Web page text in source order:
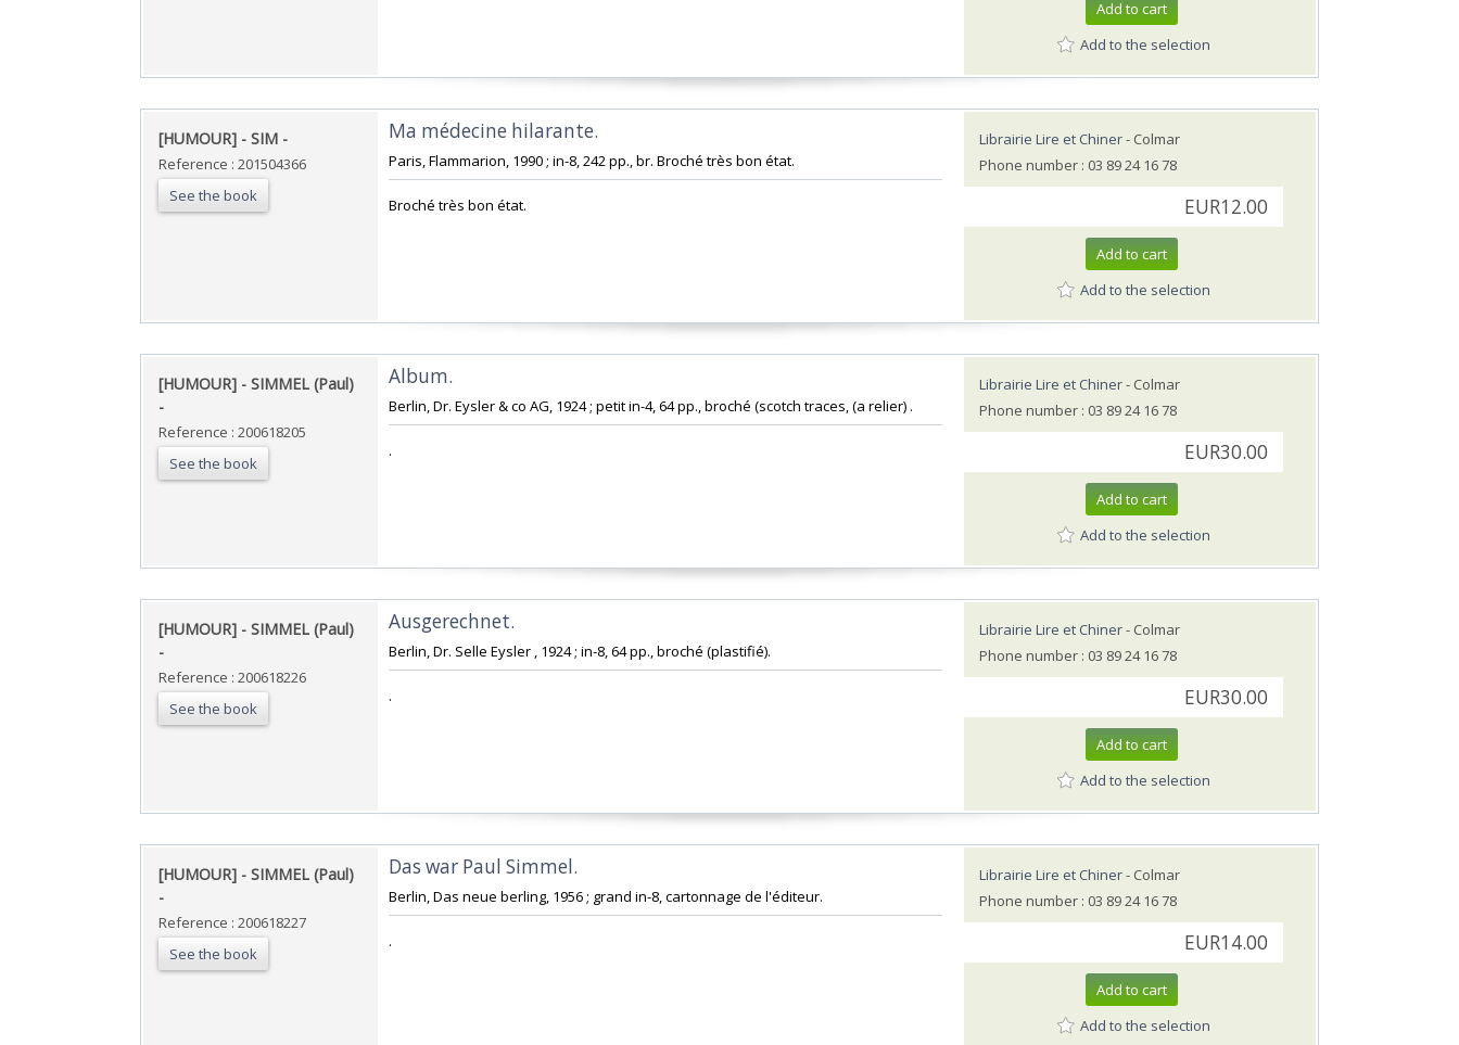
Add to cart
Add to the selection
‎[HUMOUR] - SIM - ‎
Reference : 201504366
See the book
‎Ma médecine hilarante. ‎
‎Paris, Flammarion, 1990 ; in-8, 242 pp., br. Broché très bon état.‎
‎Broché très bon état.‎
Librairie Lire et Chiner- Colmar
Phone number : 03 89 24 16 78
EUR12.00
Add to cart
Add to the selection
‎[HUMOUR] - SIMMEL (Paul)
- ‎
Reference : 200618205
See the book
‎Album. ‎
‎Berlin, Dr. Eysler & co AG, 1924 ; petit in-4, 64 pp., broché (scotch traces, (a relier) .‎
‎.‎
Librairie Lire et Chiner- Colmar
Phone number : 03 89 24 16 78
EUR30.00
Add to cart
Add to the selection
‎[HUMOUR] - SIMMEL (Paul)
- ‎
Reference : 200618226
See the book
‎Ausgerechnet. ‎
‎Berlin, Dr. Selle Eysler , 1924 ; in-8, 64 pp., broché (plastifié).‎
‎.‎
Librairie Lire et Chiner- Colmar
Phone number : 03 89 24 16 78
EUR30.00
Add to cart
Add to the selection
‎[HUMOUR] - SIMMEL (Paul)
- ‎
Reference : 200618227
See the book
‎Das war Paul Simmel. ‎
‎Berlin, Das neue berling, 1956 ; grand in-8, cartonnage de l'éditeur.‎
‎.‎
Librairie Lire et Chiner- Colmar
Phone number : 03 89 24 16 78
EUR14.00
Add to cart
Add to the selection